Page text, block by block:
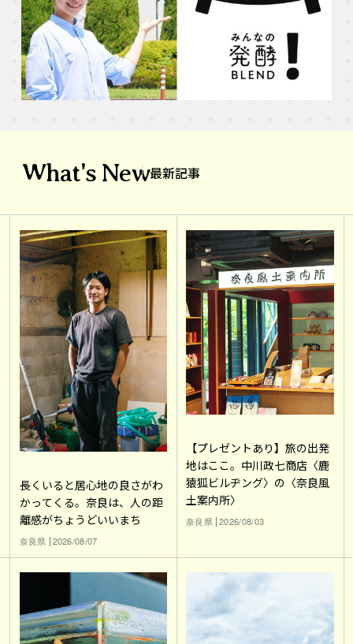
What's New最新記事
長くいると居心地の良さがわ
かってくる。奈良は、人の距
離感がちょうどいいまち
奈良県 2026/08/07
【プレゼントあり】旅の出発
地はここ。中川政七商店〈鹿
猿狐ビルヂング〉の〈奈良風
土案内所〉
奈良県 2026/08/03